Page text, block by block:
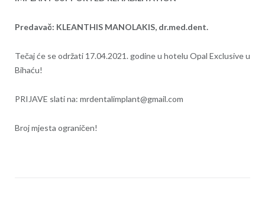
Predavač: KLEANTHIS MANOLAKIS, dr.med.dent.
Tečaj će se održati 17.04.2021. godine u hotelu Opal Exclusive u
Bihaću!
PRIJAVE slati na: mrdentalimplant@gmail.com
Broj mjesta ograničen!